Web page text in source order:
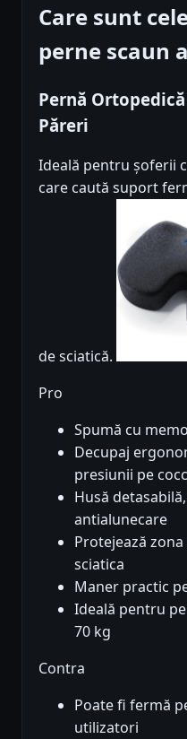
Care sunt
perne scaun
Pernă
Păreri
Ideală pentru șoferii
care caută suport
de sciatică.
Pro
Spumă cu
Decupaj
presiunii pe
Husă
antialunecare
Protejează
sciatica
Maner practic
Ideală pentru
70 kg
Contra
Poate fi fermă
utilizatori